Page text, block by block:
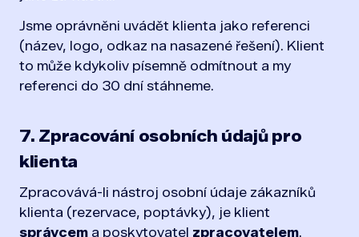
Jsme oprávněni uvádět klienta jako referenci
(název, logo, odkaz na nasazené řešení). Klient
to může kdykoliv písemně odmítnout a my
referenci do 30 dní stáhneme.
7. Zpracování osobních údajů pro
klienta
Zpracovává-li nástroj osobní údaje zákazníků
klienta (rezervace, poptávky), je klient
správcem a poskytovatel zpracovatelem.